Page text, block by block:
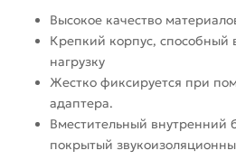
Высокое качество
Крепкий корпус,
нагрузку
Жестко фиксируется при
адаптера.
Вместительный внутренний
покрытый